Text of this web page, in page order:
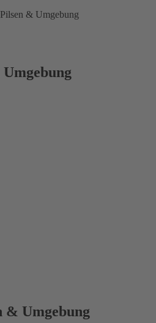
& Umgebung
& Umgebung